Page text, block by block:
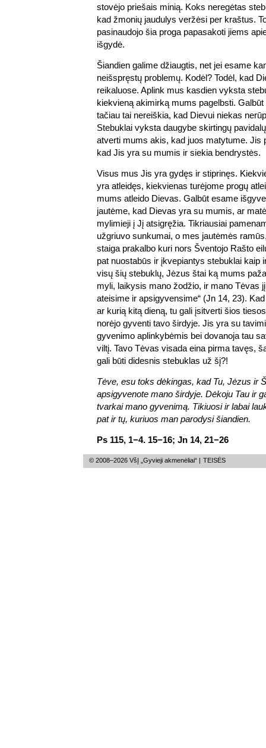
stovėjo priešais minią. Koks neregėtas
kad žmonių jaudulys veržėsi per kraštus.
pasinaudojo šia proga papasakoti jiems
išgydė.
Šiandien galime džiaugtis, net jei esame
neišspręstų problemų. Kodėl? Todėl, kad
reikaluose. Aplink mus kasdien vyksta
kiekvieną akimirką mums pagelbsti.
tačiau tai nereiškia, kad Dievui niekas
Stebuklai vyksta daugybe skirtingų
atverti mums akis, kad juos matytume. Jis
kad Jis yra su mumis ir siekia bendrystės.
Visus mus Jis yra gydęs ir stiprinęs.
yra atleidęs, kiekvienas turėjome progų
mums atleido Dievas. Galbūt esame
jautėme, kad Dievas yra su mumis, ar
mylimieji į Jį atsigręžia. Tikriausiai
užgriuvo sunkumai, o mes jautėmės
staiga prakalbo kuri nors Šventojo Rašto
pat nuostabūs ir įkvepiantys stebuklai kaip
visų šių stebuklų, Jėzus štai ką mums
myli, laikysis mano žodžio, ir mano Tėvas
ateisime ir apsigyvensime“ (Jn 14, 23).
ar kurią kitą dieną, tu gali įsitverti šios
norėjo gyventi tavo širdyje. Jis yra su
gyvenimo aplinkybėmis bei dovanoja tau
viltį. Tavo Tėvas visada eina pirma tavęs,
gali būti didesnis stebuklas už šį?!
Tėve, esu toks dėkingas, kad Tu, Jėzus ir
apsigyvenote mano širdyje. Dėkoju Tau ir
tvarkai mano gyvenimą. Tikiuosi ir labai
pat ir tų, kuriuos man parodysi šiandien.
Ps 115, 1−4. 15−16; Jn 14, 21−26
© 2008–2026 VšĮ „Gyvieji akmenėliai“ | TEISĖS